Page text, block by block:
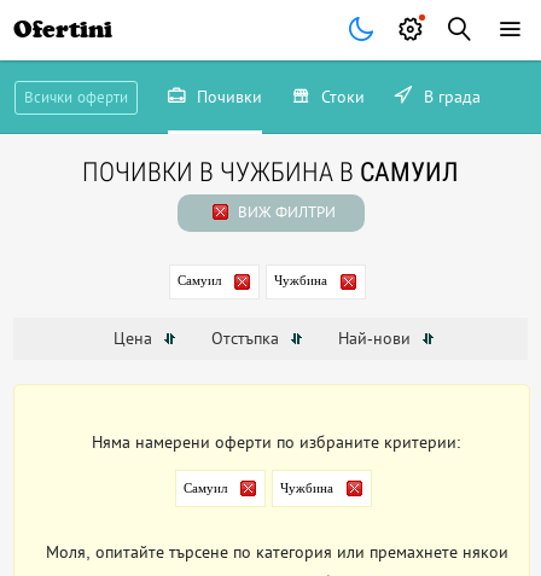
Ofertini
Всички оферти Почивки Стоки В града
ПОЧИВКИ В ЧУЖБИНА В САМУИЛ
ВИЖ ФИЛТРИ
Самуил Чужбина
Цена Отстъпка Най-нови
Няма намерени оферти по избраните критерии:
Самуил Чужбина
Моля, опитайте търсене по категория или премахнете някои